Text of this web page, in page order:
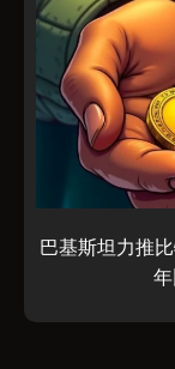
巴基斯坦力推